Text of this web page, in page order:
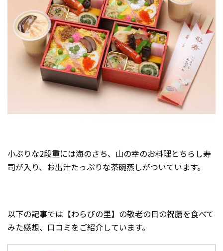
小ぶりな2段重には海のさち、山の幸のお料理とちらし寿
司が入り、お出汁たっぷりな茶碗蒸しがついています。
以下の記事では【わらびの里】の敬老の日の祝膳を食べて
みた感想、口コミをご紹介しています。